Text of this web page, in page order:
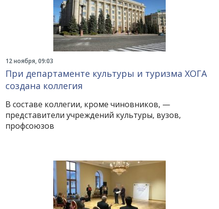
12 ноября, 09:03
При департаменте культуры и туризма ХОГА
создана коллегия
В составе коллегии, кроме чиновников, —
представители учреждений культуры, вузов,
профсоюзов